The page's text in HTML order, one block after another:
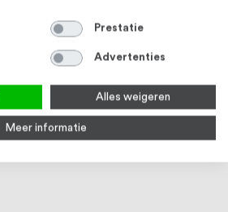
Prestatie
Advertenties
Alles weigeren
Meer informatie